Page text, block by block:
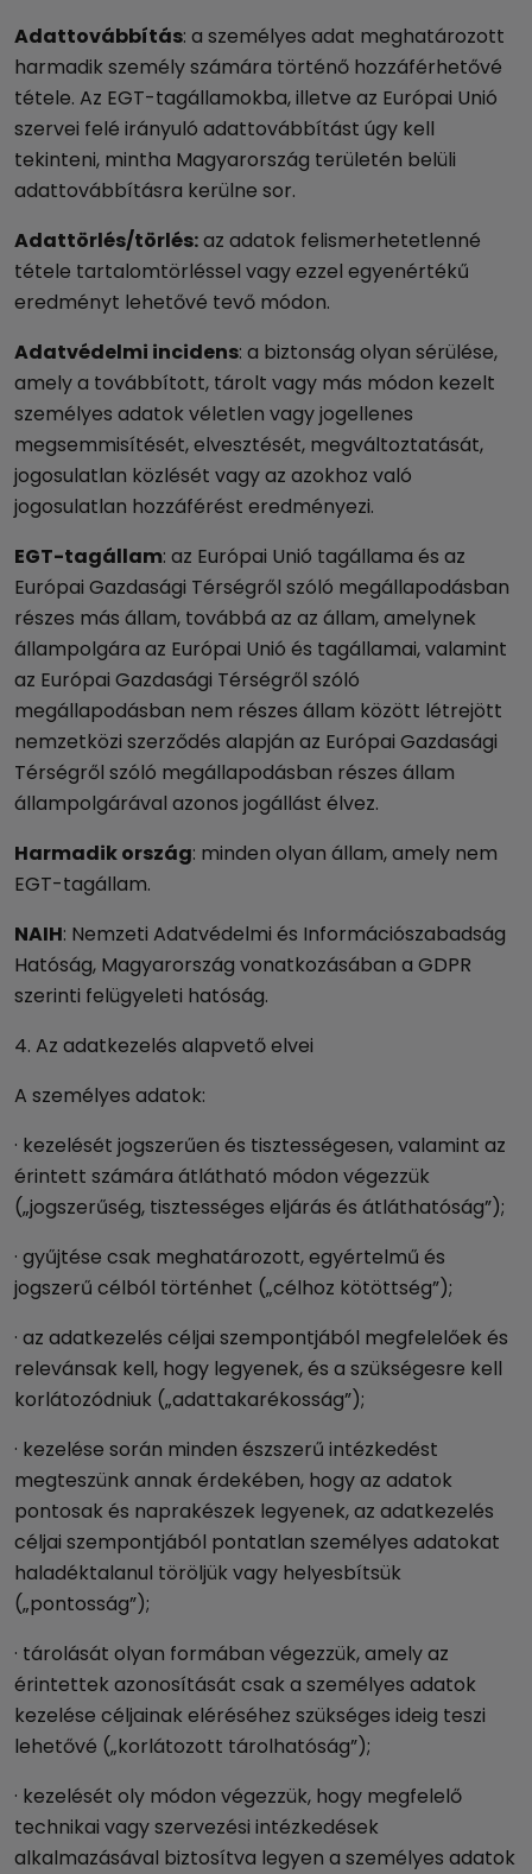
Adattovábbítás: a személyes adat meghatározott
harmadik személy számára történő hozzáférhetővé
tétele. Az EGT-tagállamokba, illetve az Európai Unió
szervei felé irányuló adattovábbítást úgy kell
tekinteni, mintha Magyarország területén belüli
adattovábbításra kerülne sor.
Adattörlés/törlés:az adatok felismerhetetlenné
tétele tartalomtörléssel vagy ezzel egyenértékű
eredményt lehetővé tevő módon.
Adatvédelmi incidens: a biztonság olyan sérülése,
amely a továbbított, tárolt vagy más módon kezelt
személyes adatok véletlen vagy jogellenes
megsemmisítését, elvesztését, megváltoztatását,
jogosulatlan közlését vagy az azokhoz való
jogosulatlan hozzáférést eredményezi.
EGT-tagállam: az Európai Unió tagállama és az
Európai Gazdasági Térségről szóló megállapodásban
részes más állam, továbbá az az állam, amelynek
állampolgára az Európai Unió és tagállamai, valamint
az Európai Gazdasági Térségről szóló
megállapodásban nem részes állam között létrejött
nemzetközi szerződés alapján az Európai Gazdasági
Térségről szóló megállapodásban részes állam
állampolgárával azonos jogállást élvez.
Harmadik ország: minden olyan állam, amely nem
EGT-tagállam.
NAIH: Nemzeti Adatvédelmi és Információszabadság
Hatóság, Magyarország vonatkozásában a GDPR
szerinti felügyeleti hatóság.
4. Az adatkezelés alapvető elvei
A személyes adatok:
· kezelését jogszerűen és tisztességesen, valamint az
érintett számára átlátható módon végezzük
(„jogszerűség, tisztességes eljárás és átláthatóság”);
· gyűjtése csak meghatározott, egyértelmű és
jogszerű célból történhet („célhoz kötöttség”);
· az adatkezelés céljai szempontjából megfelelőek és
relevánsak kell, hogy legyenek, és a szükségesre kell
korlátozódniuk („adattakarékosság”);
· kezelése során minden észszerű intézkedést
megteszünk annak érdekében, hogy az adatok
pontosak és naprakészek legyenek, az adatkezelés
céljai szempontjából pontatlan személyes adatokat
haladéktalanul töröljük vagy helyesbítsük
(„pontosság”);
· tárolását olyan formában végezzük, amely az
érintettek azonosítását csak a személyes adatok
kezelése céljainak eléréséhez szükséges ideig teszi
lehetővé („korlátozott tárolhatóság”);
· kezelését oly módon végezzük, hogy megfelelő
technikai vagy szervezési intézkedések
alkalmazásával biztosítva legyen a személyes adatok